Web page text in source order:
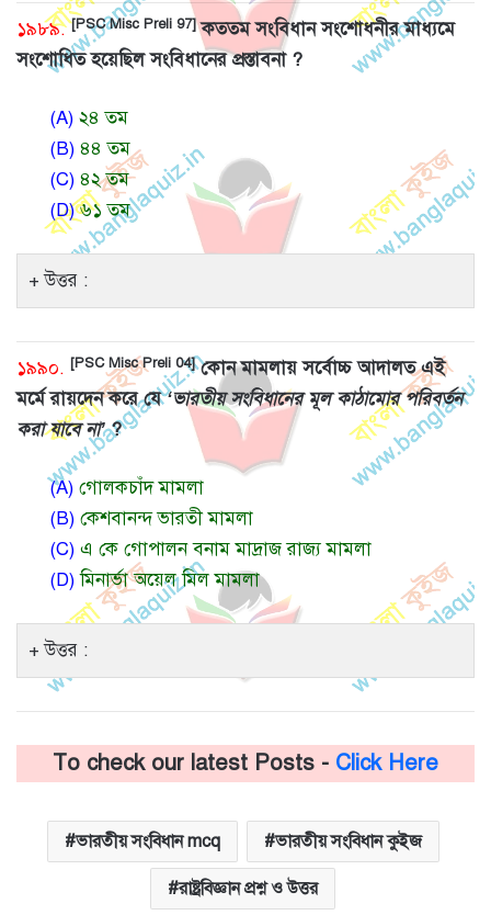
১৯৮৯. [PSC Misc Preli 97]কততম সংবিধান সংশোধনীর মাধ্যমে
সংশোধিত হয়েছিল সংবিধানের প্রস্তাবনা ?
(A) ২৪ তম
(B) ৪৪ তম
(C) ৪২ তম
(D)৬১ তম
উত্তর :
১৯৯০. [PSC Misc Preli 04]কোন মামলায় সর্বোচ্চ আদালত এই
মর্মে রায়দেন করে যে‘ভারতীয় সংবিধানের মূল কাঠামোর পরিবর্তন
করা যাবে না’?
(A) গোলকচাঁদ মামলা
(B) কেশবানন্দ ভারতী মামলা
(C) এ কে গোপালন বনাম মাদ্রাজ রাজ্য মামলা
(D)মিনার্ভা অয়েল মিল মামলা
উত্তর :
To check our latest Posts - Click Here
ভারতীয় সংবিধান mcq ভারতীয় সংবিধান কুইজ
রাষ্ট্রবিজ্ঞান প্রশ্ন ও উত্তর